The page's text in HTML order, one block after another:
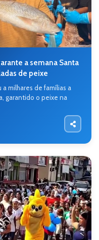
a semana Santa
de peixe
milhares de famílias a
garantido o peixe na